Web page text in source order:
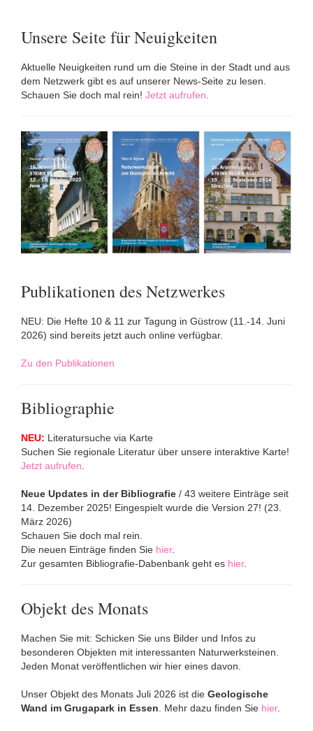
Unsere Seite für Neuigkeiten
Aktuelle Neuigkeiten rund um die Steine in der Stadt und aus
dem Netzwerk gibt es auf unserer News-Seite zu lesen.
Schauen Sie doch mal rein! Jetzt aufrufen
Publikationen des Netzwerkes
NEU: Die Hefte 10 & 11 zur Tagung in Güstrow (11.-14. Juni
2026) sind bereits jetzt auch online verfügbar.
Zu den Publikationen
Bibliographie
NEU: Literatursuche via Karte
Suchen Sie regionale Literatur über unsere interaktive Karte!
Jetzt aufrufen.
Neue Updates in der Bibliografie / 43 weitere Einträge seit
14. Dezember 2025! Eingespielt wurde die Version 27! (23.
März 2026)
Schauen Sie doch mal rein.
Die neuen Einträge finden Sie hier.
Zur gesamten Bibliografie-Dabenbank geht es hier.
Objekt des Monats
Machen Sie mit: Schicken Sie uns Bilder und Infos zu
besonderen Objekten mit interessanten Naturwerksteinen.
Jeden Monat veröffentlichen wir hier eines davon.
Unser Objekt des Monats Juli 2026 ist die Geologische
Wand im Grugapark in Essen. Mehr dazu finden Sie hier.